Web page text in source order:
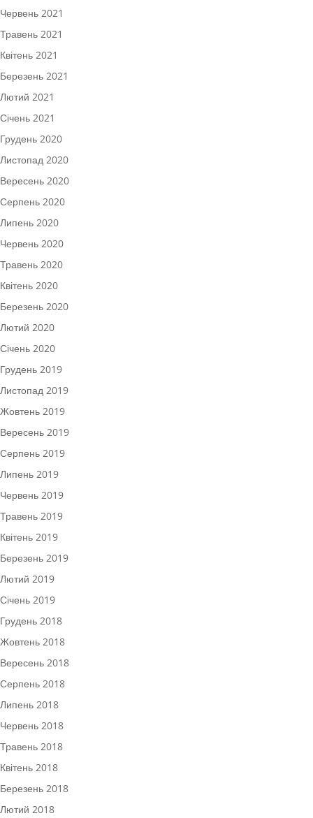
Червень 2021
Травень 2021
Квітень 2021
Березень 2021
Лютий 2021
Січень 2021
Грудень 2020
Листопад 2020
Вересень 2020
Серпень 2020
Липень 2020
Червень 2020
Травень 2020
Квітень 2020
Березень 2020
Лютий 2020
Січень 2020
Грудень 2019
Листопад 2019
Жовтень 2019
Вересень 2019
Серпень 2019
Липень 2019
Червень 2019
Травень 2019
Квітень 2019
Березень 2019
Лютий 2019
Січень 2019
Грудень 2018
Жовтень 2018
Вересень 2018
Серпень 2018
Липень 2018
Червень 2018
Травень 2018
Квітень 2018
Березень 2018
Лютий 2018